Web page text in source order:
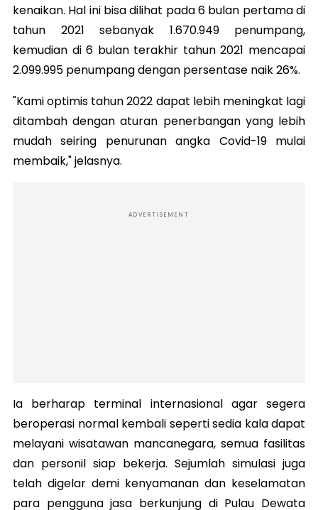
kenaikan. Hal ini bisa dilihat pada 6 bulan pertama di
tahun 2021 sebanyak 1.670.949 penumpang,
kemudian di 6 bulan terakhir tahun 2021 mencapai
2.099.995 penumpang dengan persentase naik 26%.
"Kami optimis tahun 2022 dapat lebih meningkat lagi
ditambah dengan aturan penerbangan yang lebih
mudah seiring penurunan angka Covid-19 mulai
membaik," jelasnya.
ADVERTISEMENT
Ia berharap terminal internasional agar segera
beroperasi normal kembali seperti sedia kala dapat
melayani wisatawan mancanegara, semua fasilitas
dan personil siap bekerja. Sejumlah simulasi juga
telah digelar demi kenyamanan dan keselamatan
para pengguna jasa berkunjung di Pulau Dewata